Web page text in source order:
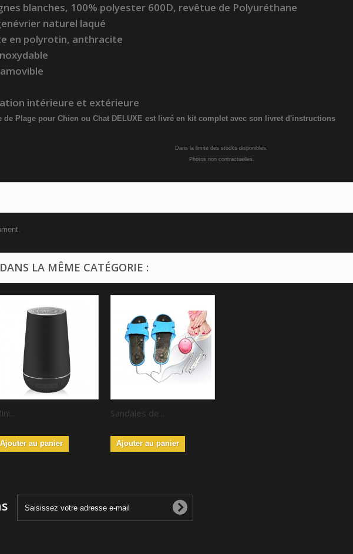
blanches, 100% polyester 600D, revêtue de Polyuréthane
naturel laqué
en polyrotin, anthracite
intérieure et extérieure
de Plage pour Chien ou Chat DELUXE est livré en kit complet avec son livret d'instructions
Dans la limite des stocks disponibles.
Photos non contractuelles.
LA MÊME CATÉGORIE :
Ajouter au panier
Sandales de...
Ajouter au panier